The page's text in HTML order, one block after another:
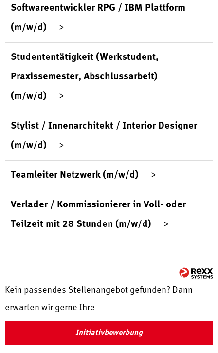
Softwareentwickler RPG / IBM Plattform
(m/w/d)
Studententätigkeit (Werkstudent,
Praxissemester, Abschlussarbeit)
(m/w/d)
Stylist / Innenarchitekt / Interior Designer
(m/w/d)
Teamleiter Netzwerk (m/w/d)
Verlader / Kommissionierer in Voll- oder
Teilzeit mit 28 Stunden (m/w/d)
Kein passendes Stellenangebot gefunden? Dann
erwarten wir gerne Ihre
Initiativbewerbung